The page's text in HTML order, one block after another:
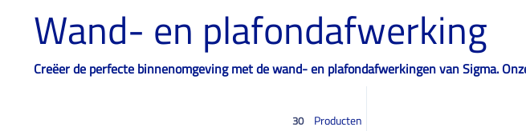
Wand- en plafondafwerking
Creëer de perfecte binnenomgeving met de wand- en plafondafwerkingen van Sigma.
30 Producten